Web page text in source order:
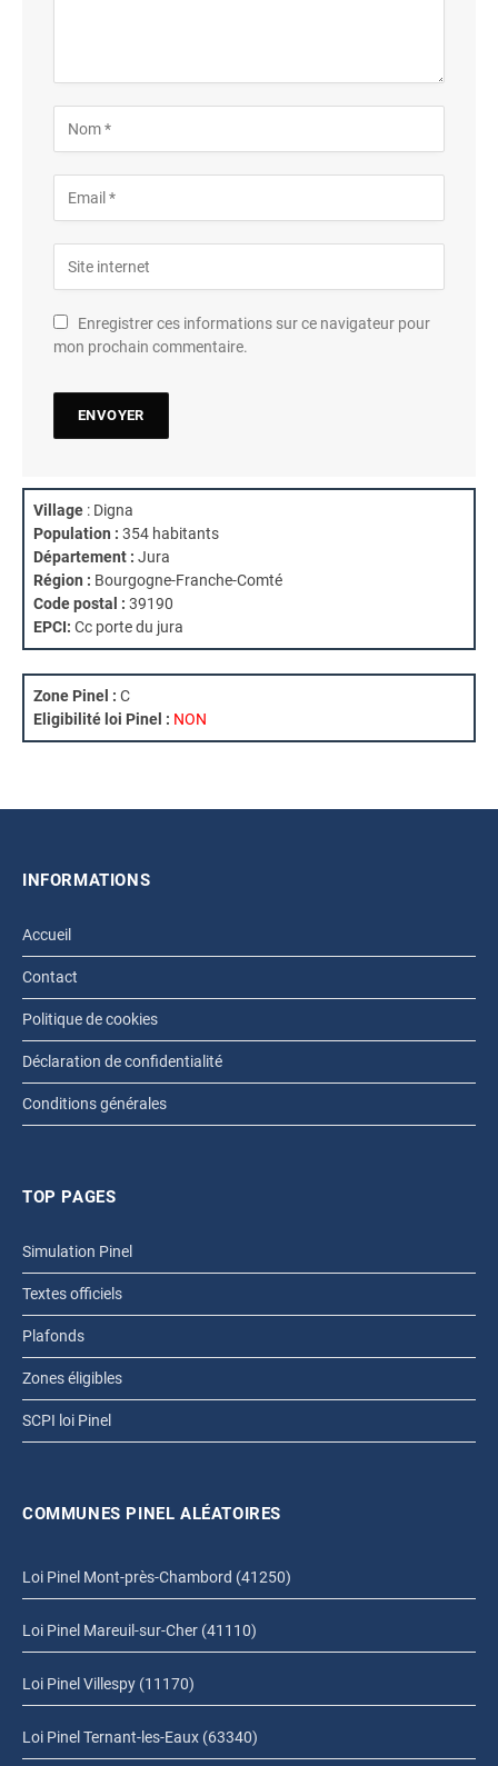
Enregistrer ces informations sur ce navigateur pour
mon prochain commentaire.
Village : Digna
Population : 354 habitants
Département : Jura
Région : Bourgogne-Franche-Comté
Code postal : 39190
EPCI: Cc porte du jura
Zone Pinel : C
Eligibilité loi Pinel : NON
INFORMATIONS
Accueil
Contact
Politique de cookies
Déclaration de confidentialité
Conditions générales
TOP PAGES
Simulation Pinel
Textes officiels
Plafonds
Zones éligibles
SCPI loi Pinel
COMMUNES PINEL ALÉATOIRES
Loi Pinel Mont-près-Chambord (41250)
Loi Pinel Mareuil-sur-Cher (41110)
Loi Pinel Villespy (11170)
Loi Pinel Ternant-les-Eaux (63340)